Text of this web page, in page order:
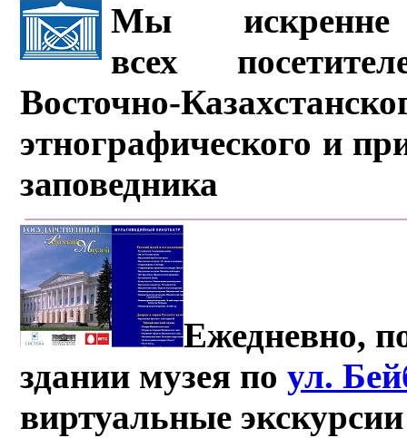
Мы искренне
всех
Восточно-
этнографического и
заповедника
Ежедневно,
здании музея поул.
виртуальные